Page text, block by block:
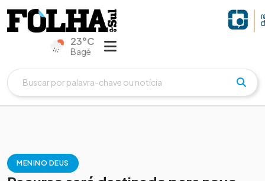
23°C
Bagé
MENINO DEUS